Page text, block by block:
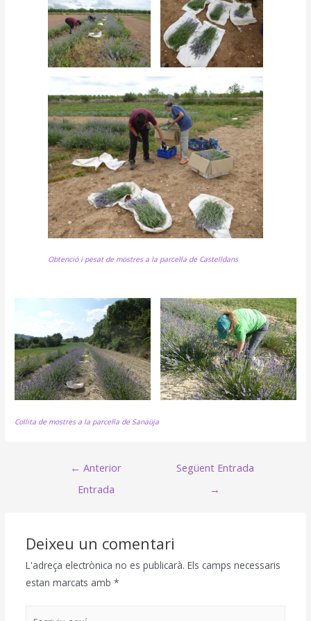
Obtenció i pesat de mostres a la parcel·la de Castelldans
Collita de mostres a la parcel·la de Sanaüja
← Anterior
Entrada
Següent Entrada
→
Deixeu un comentari
L'adreça electrònica no es publicarà. Els camps necessaris
estan marcats amb *